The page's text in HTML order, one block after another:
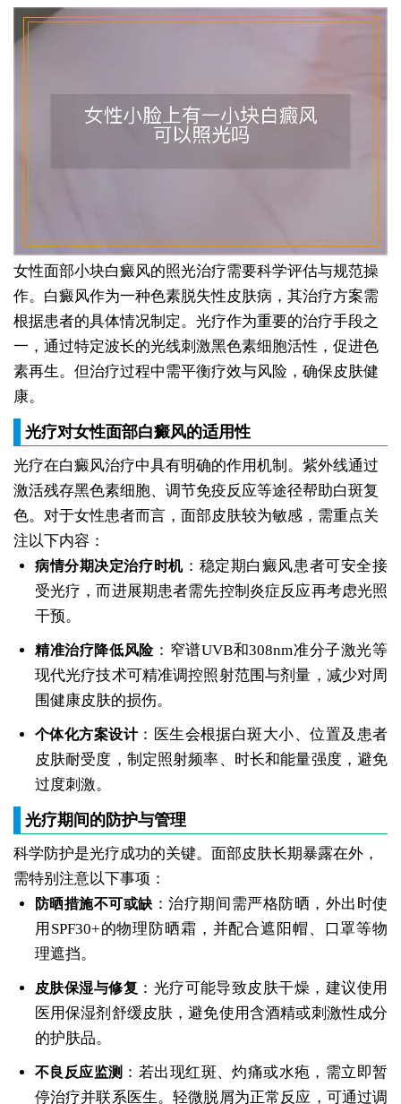
女性面部小块白癜风的照光治疗需要科学评估与规范操
作。白癜风作为一种色素脱失性皮肤病，其治疗方案需
根据患者的具体情况制定。光疗作为重要的治疗手段之
一，通过特定波长的光线刺激黑色素细胞活性，促进色
素再生。但治疗过程中需平衡疗效与风险，确保皮肤健
康。
光疗对女性面部白癜风的适用性
光疗在白癜风治疗中具有明确的作用机制。紫外线通过
激活残存黑色素细胞、调节免疫反应等途径帮助白斑复
色。对于女性患者而言，面部皮肤较为敏感，需重点关
注以下内容：
病情分期决定治疗时机：稳定期白癜风患者可安全接
受光疗，而进展期患者需先控制炎症反应再考虑光照
干预。
精准治疗降低风险 ：窄谱UVB和308nm准分子激光等
现代光疗技术可精准调控照射范围与剂量，减少对周
围健康皮肤的损伤。
个体化方案设计：医生会根据白斑大小、位置及患者
皮肤耐受度，制定照射频率、时长和能量强度，避免
过度刺激。
光疗期间的防护与管理
科学防护是光疗成功的关键。面部皮肤长期暴露在外，
需特别注意以下事项：
防晒措施不可或缺 ：治疗期间需严格防晒，外出时使
用SPF30+的物理防晒霜，并配合遮阳帽、口罩等物
理遮挡。
皮肤保湿与修复 ：光疗可能导致皮肤干燥，建议使用
医用保湿剂舒缓皮肤，避免使用含酒精或刺激性成分
的护肤品。
不良反应监测 ：若出现红斑、灼痛或水疱，需立即暂
停治疗并联系医生。轻微脱屑为正常反应，可通过调